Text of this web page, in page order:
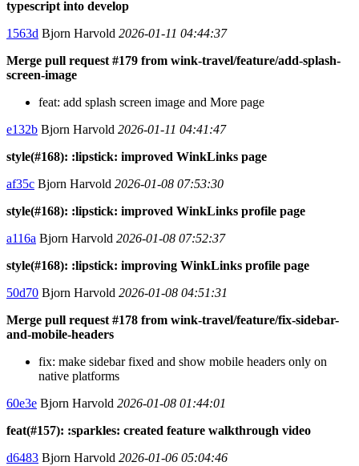
typescript into develop
1563d Bjorn Harvold 2026-01-11 04:44:37
Merge pull request #179 from wink-travel/feature/add-splash-
screen-image
feat: add splash screen image and More page
e132b Bjorn Harvold 2026-01-11 04:41:47
style(#168): :lipstick: improved WinkLinks page
af35c Bjorn Harvold 2026-01-08 07:53:30
style(#168): :lipstick: improved WinkLinks profile page
a116a Bjorn Harvold 2026-01-08 07:52:37
style(#168): :lipstick: improving WinkLinks profile page
50d70 Bjorn Harvold 2026-01-08 04:51:31
Merge pull request #178 from wink-travel/feature/fix-sidebar-
and-mobile-headers
fix: make sidebar fixed and show mobile headers only on
native platforms
60e3e Bjorn Harvold 2026-01-08 01:44:01
feat(#157): :sparkles: created feature walkthrough video
d6483 Bjorn Harvold 2026-01-06 05:04:46